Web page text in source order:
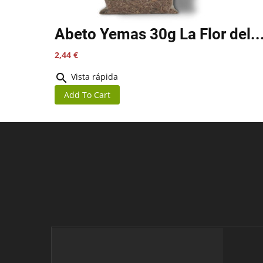
Abeto Yemas 30g La Flor
Precio
2,44 €
 Vista rápida
Add To Cart